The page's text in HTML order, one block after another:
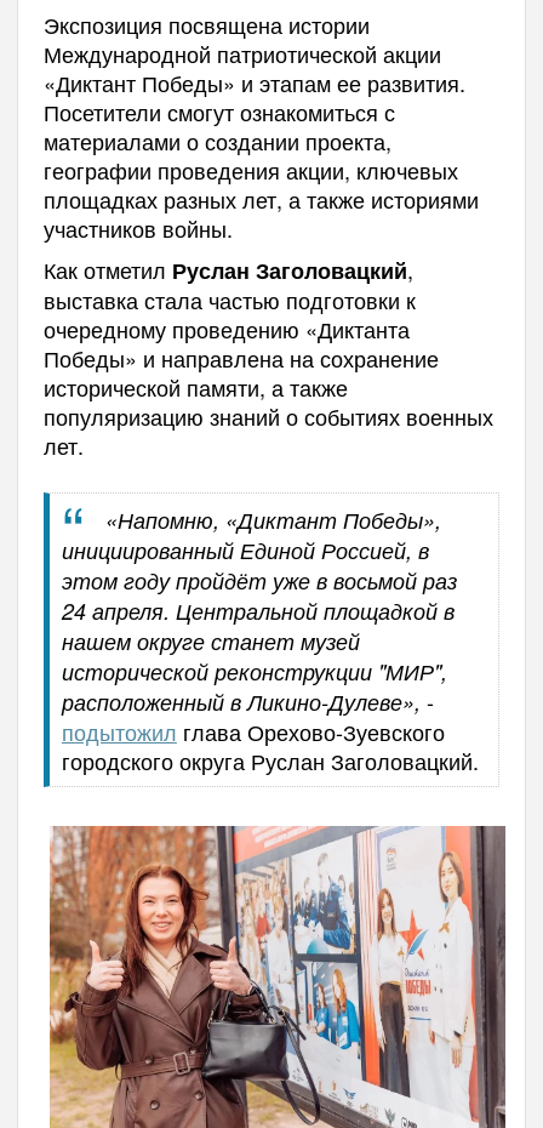
Экспозиция посвящена истории
Международной патриотической акции
«Диктант Победы» и этапам ее развития.
Посетители смогут ознакомиться с
материалами о создании проекта,
географии проведения акции, ключевых
площадках разных лет, а также историями
участников войны.
Как отметил Руслан Заголовацкий,
выставка стала частью подготовки к
очередному проведению «Диктанта
Победы» и направлена на сохранение
исторической памяти, а также
популяризацию знаний о событиях военных
лет.
«Напомню, «Диктант Победы»,
инициированный Единой Россией, в
этом году пройдёт уже в восьмой раз
24 апреля. Центральной площадкой в
нашем округе станет музей
исторической реконструкции "МИР",
расположенный в Ликино-Дулеве», -
подытожил глава Орехово-Зуевского
городского округа Руслан Заголовацкий.